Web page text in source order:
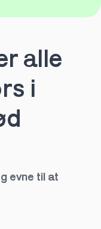
alle
i
evne til at